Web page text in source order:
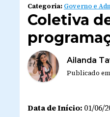
Categoria: Governo e
Coletiva
Ailanda
Publicado em
Data de Início: 01/06/